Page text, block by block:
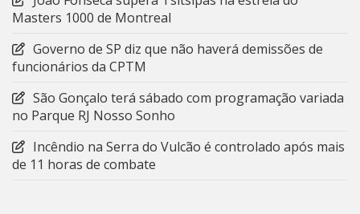
Masters 1000 de Montreal
Governo de SP diz que não haverá demissões de
funcionários da CPTM
São Gonçalo terá sábado com programação variada
no Parque RJ Nosso Sonho
Incêndio na Serra do Vulcão é controlado após mais
de 11 horas de combate